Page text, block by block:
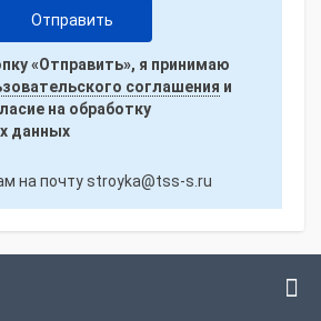
«Отправить», я принимаю
соглашения и
на обработку
данных
на почтуstroyka@tss-s.ru